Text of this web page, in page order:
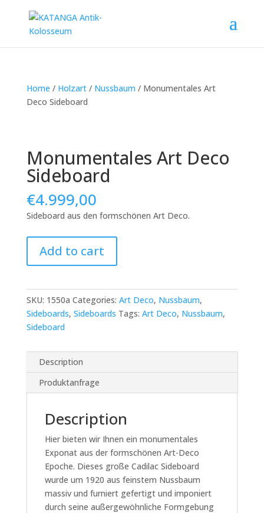
Home / Holzart/ Nussbaum / Monumentales Art
Deco Sideboard
Monumentales Art Deco
Sideboard
€4.999,00
Sideboard aus den formschönen Art Deco.
Deco
quantity
Add to cart
SKU: 1550a Categories: Art Deco, Nussbaum,
Sideboards, Sideboards Tags: Art Deco, Nussbaum,
Sideboard
Description
Produktanfrage
Description
Hier bieten wir Ihnen ein monumentales
Exponat aus der formschönen Art-Deco
Epoche. Dieses große Cadilac Sideboard
wurde um 1920 aus feinstem Nussbaum
massiv und furniert gefertigt und imponiert
durch seine außergewöhnliche Formgebung